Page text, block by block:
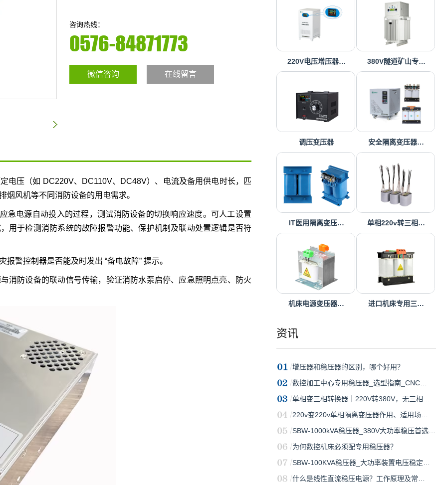
220V电压增压器… 380V隧道矿山专…
调压变压器 安全隔离变压器…
IT医用隔离变压… 单相220v转三相…
机床电源变压器… 进口机床专用三…
资讯
增压器和稳压器的区别，哪个好用？
数控加工中心专用稳压器_选型指南_CNC…
单相变三相转换器｜220V转380V，无三相…
220v变220v单相隔离变压器作用、适用场…
SBW-1000kVA稳压器_380V大功率稳压首选…
为何数控机床必须配专用稳压器？
SBW-100KVA稳压器_大功率装置电压稳定…
什么是线性直流稳压电源？工作原理及常…
咨询热线：
0576-84871773
微信咨询 在线留言
电压（如 DC220V、DC110V、DC48V）、电流及备用供电时长，匹
烟风机等不同消防设备的用电需求。
急电源自动投入的过程，测试消防设备的切换响应速度。可人工设置
用于检测消防系统的故障报警功能、保护机制及联动处置逻辑是否符
警控制器是否能及时发出 “备电故障” 提示。
消防设备的联动信号传输，验证消防水泵启停、应急照明点亮、防火